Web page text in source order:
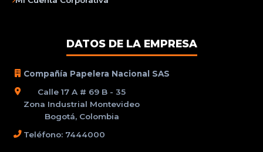
DATOS DE LA EMPRESA
Compañía Papelera Nacional SAS
Calle 17 A # 69 B - 35
Zona Industrial Montevideo
Bogotá, Colombia
Teléfono: 7444000